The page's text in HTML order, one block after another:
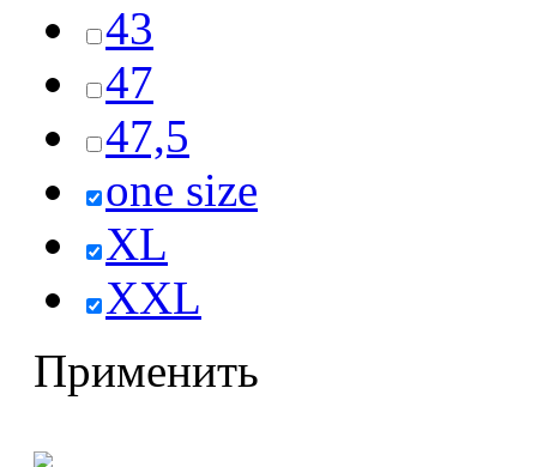
43
47
47,5
one size
XL
XXL
Применить